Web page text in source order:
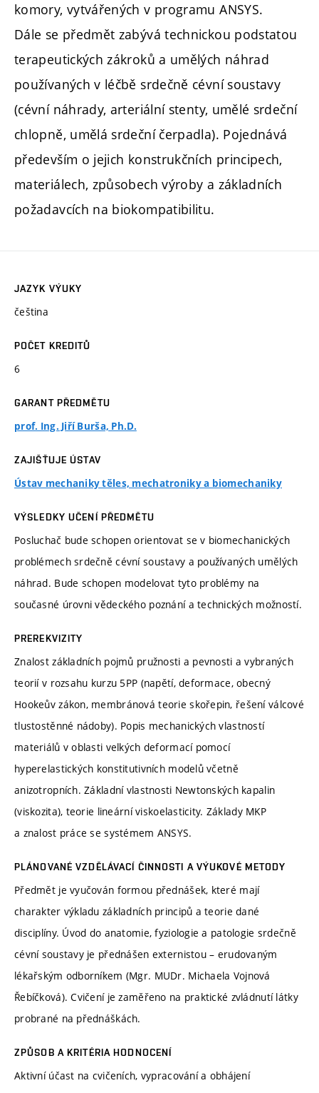
komory, vytvářených v programu ANSYS.
Dále se předmět zabývá technickou podstatou
terapeutických zákroků a umělých náhrad
používaných v léčbě srdečně cévní soustavy
(cévní náhrady, arteriální stenty, umělé srdeční
chlopně, umělá srdeční čerpadla). Pojednává
především o jejich konstrukčních principech,
materiálech, způsobech výroby a základních
požadavcích na biokompatibilitu.
JAZYK VÝUKY
čeština
POČET KREDITŮ
6
GARANT PŘEDMĚTU
prof. Ing. Jiří Burša, Ph.D.
ZAJIŠŤUJE ÚSTAV
Ústav mechaniky těles, mechatroniky a biomechaniky
VÝSLEDKY UČENÍ PŘEDMĚTU
Posluchač bude schopen orientovat se v biomechanických
problémech srdečně cévní soustavy a používaných umělých
náhrad. Bude schopen modelovat tyto problémy na
současné úrovni vědeckého poznání a technických možností.
PREREKVIZITY
Znalost základních pojmů pružnosti a pevnosti a vybraných
teorií v rozsahu kurzu 5PP (napětí, deformace, obecný
Hookeův zákon, membránová teorie skořepin, řešení válcové
tlustostěnné nádoby). Popis mechanických vlastností
materiálů v oblasti velkých deformací pomocí
hyperelastických konstitutivních modelů včetně
anizotropních. Základní vlastnosti Newtonských kapalin
(viskozita), teorie lineární viskoelasticity. Základy MKP
a znalost práce se systémem ANSYS.
PLÁNOVANÉ VZDĚLÁVACÍ ČINNOSTI A VÝUKOVÉ METODY
Předmět je vyučován formou přednášek, které mají
charakter výkladu základních principů a teorie dané
disciplíny. Úvod do anatomie, fyziologie a patologie srdečně
cévní soustavy je přednášen externistou – erudovaným
lékařským odborníkem (Mgr. MUDr. Michaela Vojnová
Řebíčková). Cvičení je zaměřeno na praktické zvládnutí látky
probrané na přednáškách.
ZPŮSOB A KRITÉRIA HODNOCENÍ
Aktivní účast na cvičeních, vypracování a obhájení